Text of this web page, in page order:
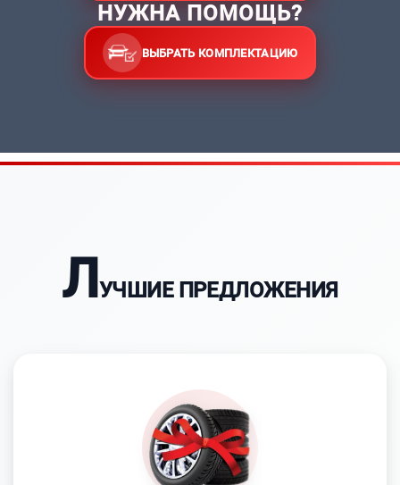
НУЖНА ПОМОЩЬ?
ВЫБРАТЬ КОМПЛЕКТАЦИЮ
ЛУЧШИЕ ПРЕДЛОЖЕНИЯ